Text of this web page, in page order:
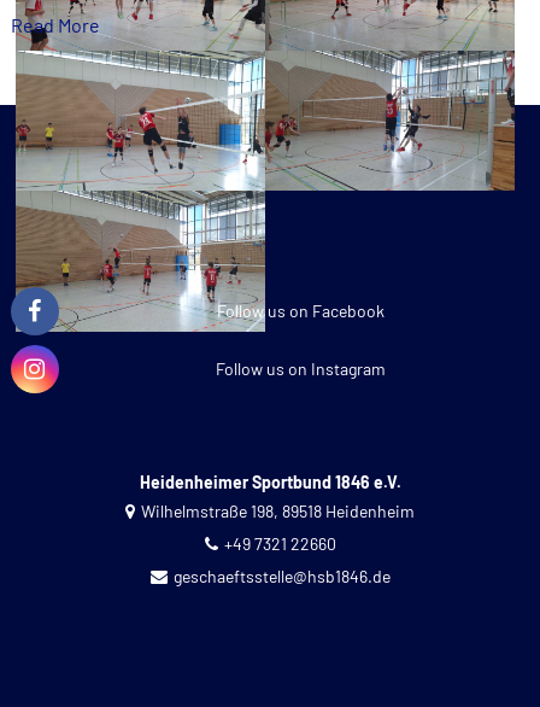
Read More
Follow us on Facebook
Follow us on Instagram
Heidenheimer Sportbund 1846 e.V.
Wilhelmstraße 198, 89518 Heidenheim
+49 7321 22660
geschaeftsstelle@hsb1846.de